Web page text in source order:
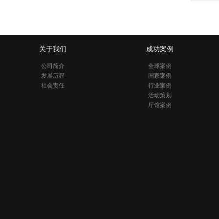
关于我们
公司简介
发展历程
社会责任
成功案例
全球案例
国家案例
行业案例
活动策划
厅馆案例